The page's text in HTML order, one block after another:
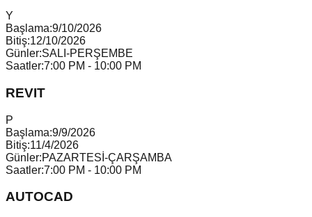
Y
Başlama:9/10/2026
Bitiş:12/10/2026
Günler:SALI-PERŞEMBE
Saatler:7:00 PM - 10:00 PM
REVIT
P
Başlama:9/9/2026
Bitiş:11/4/2026
Günler:PAZARTESİ-ÇARŞAMBA
Saatler:7:00 PM - 10:00 PM
AUTOCAD